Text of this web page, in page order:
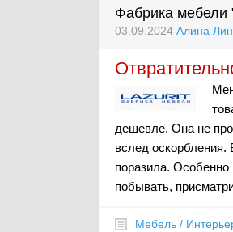
Фабрика мебели
03.09.2024 Алина
дешевле. Она не
вслед оскорбления.
поразила. Особенно
побывать,
Мебель /